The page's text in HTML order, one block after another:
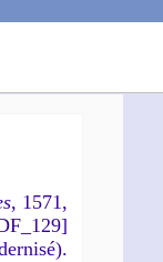
, 1571,